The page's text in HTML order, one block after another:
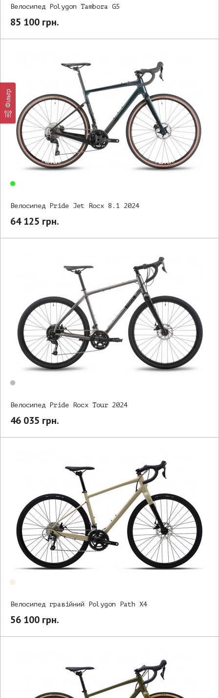
Фільтр
Велосипед Polygon Tambora G5
85 100 грн.
Велосипед Pride Jet Rocx 8.1 2024
64 125 грн.
Велосипед Pride Rocx Tour 2024
46 035 грн.
Велосипед гравійний Polygon Path X4
56 100 грн.